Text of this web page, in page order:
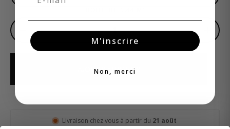
AJOUTER AU PANIER
Livraison chez vous à partir du 21 août
M'inscrire
Non, merci